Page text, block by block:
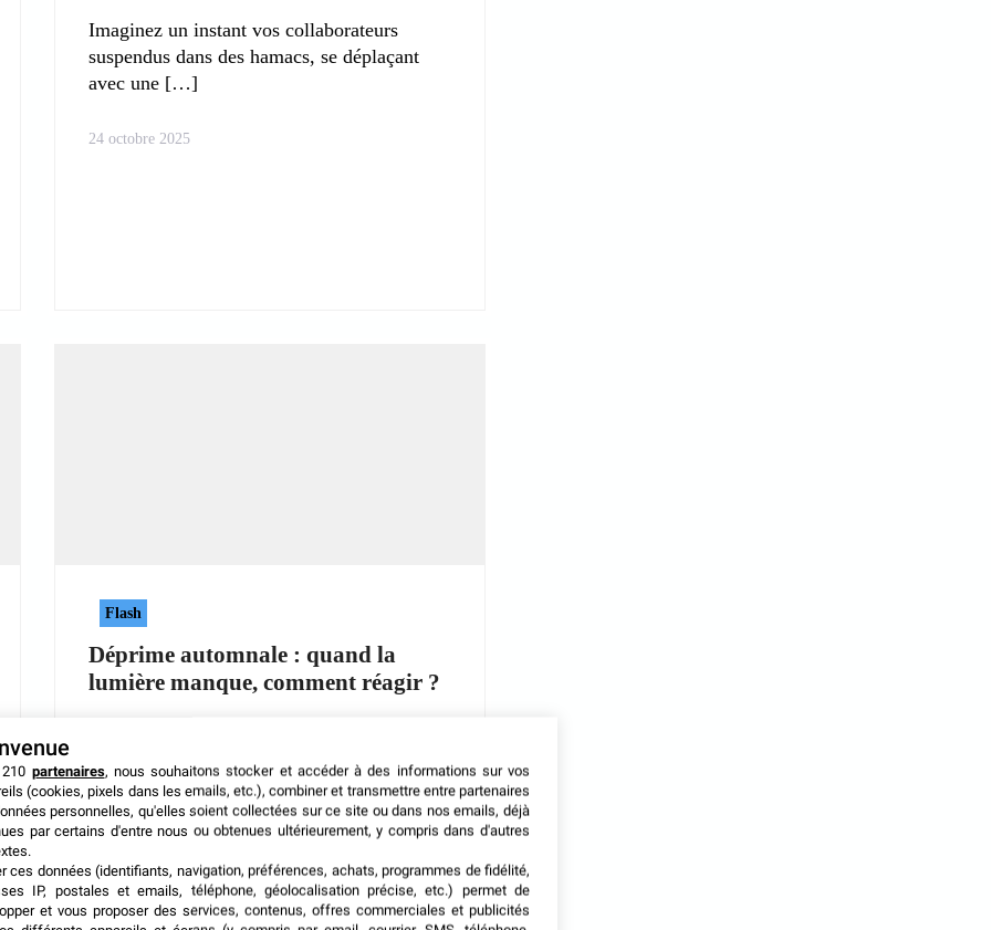
Imaginez un instant vos collaborateurs
suspendus dans des hamacs, se déplaçant
avec une
24 octobre 2025
Flash
Déprime automnale : quand la
lumière manque, comment réagir ?
23 octobre 2025
partenaires, nous souhaitons stocker et accéder à des informations sur vos
(cookies, pixels dans les emails, etc.), combiner et transmettre entre partenaires
personnelles, qu'elles soient collectées sur ce site ou dans nos emails, déjà
par certains d'entre nous ou obtenues ultérieurement, y compris dans d'autres
ces données (identifiants, navigation, préférences, achats, programmes de fidélité,
IP, postales et emails, téléphone, géolocalisation précise, etc.) permet de
et vous proposer des services, contenus, offres commerciales et publicités